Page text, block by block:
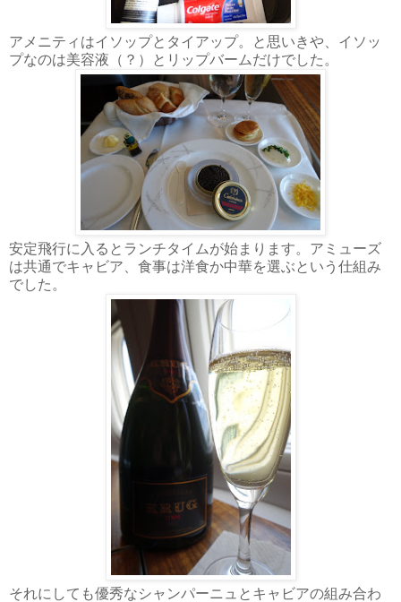
アメニティはイソップとタイアップ。と思いきや、イソッ
プなのは美容液（？）とリップバームだけでした。
安定飛行に入るとランチタイムが始まります。アミューズ
は共通でキャビア、食事は洋食か中華を選ぶという仕組み
でした。
それにしても優秀なシャンパーニュとキャビアの組み合わ